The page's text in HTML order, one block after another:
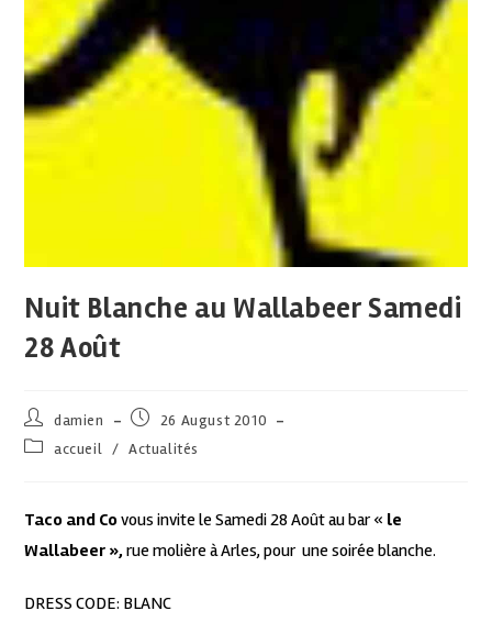
Nuit Blanche au Wallabeer Samedi
28 Août
damien
26 August 2010
accueil / Actualités
Taco and Covous invite le Samedi 28 Août au bar « le
Wallabeer », rue molière à Arles, pour une soirée blanche.
DRESS CODE: BLANC